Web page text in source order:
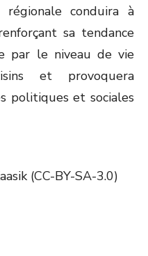
conduira à
sa tendance
par le niveau de vie
et provoquera
politiques et sociales
(CC-BY-SA-3.0)